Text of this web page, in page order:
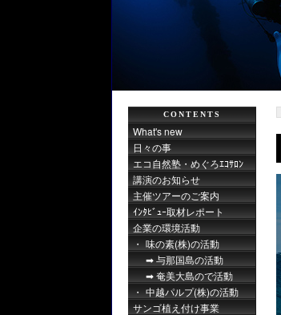
CONTENTS
What's new
日々の事
エコ自然塾・めぐろｴｺｻﾛﾝ
講演のお知らせ
主催ツアーのご案内
ｲﾝﾀﾋﾞｭｰ取材レポート
企業の環境活動
味の素(株)の活動
与那国島の活動
奄美大島ので活動
中越パルプ(株)の活動
サンゴ植え付け事業